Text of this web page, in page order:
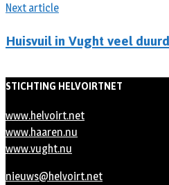
Next article
Huisvuil in Vught veel
STICHTING HELVOIRTNET
www.helvoirt.net
www.haaren.nu
www.vught.nu
nieuws@helvoirt.net